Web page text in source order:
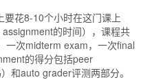
花8-10个小时在这门课上
的时间），课程共
一次midterm exam，一次final
的得分包括peer
和auto grader评测两部分。